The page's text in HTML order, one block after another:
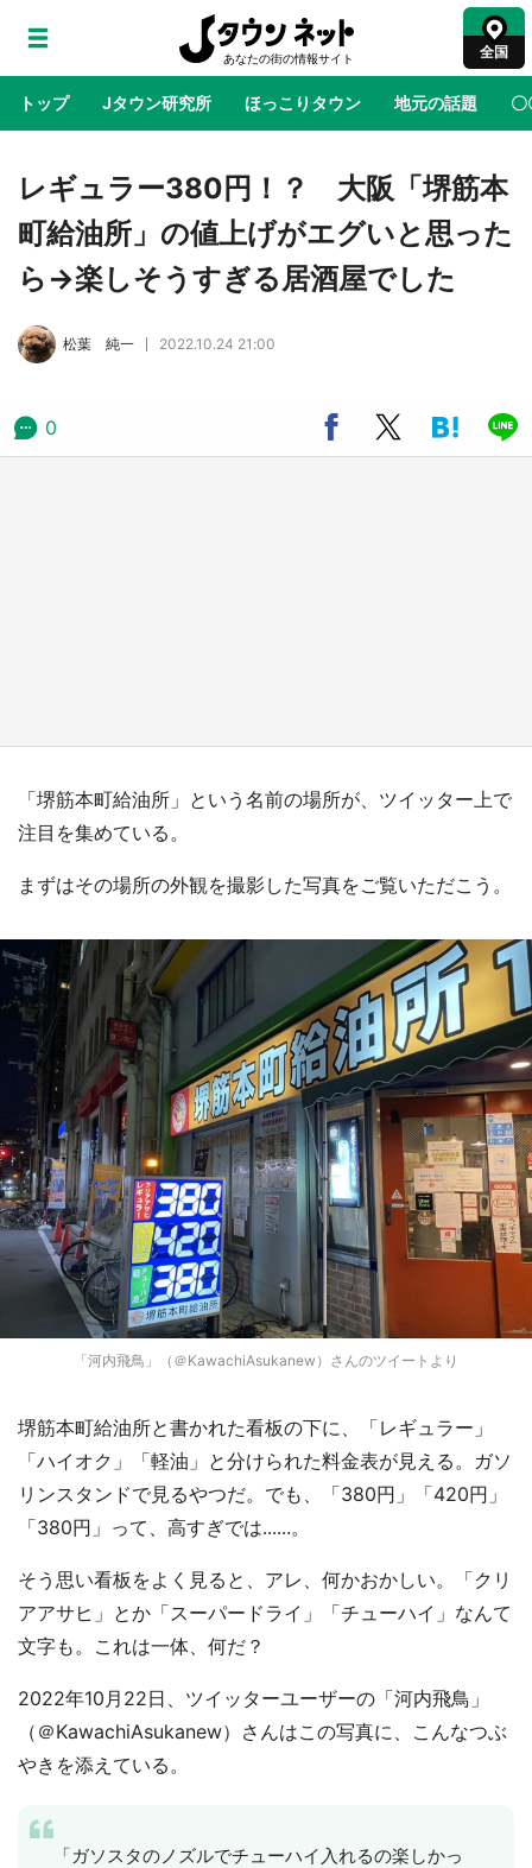
全国
トップ Jタウン研究所 ほっこりタウン 地元の話題 〇
地域×二次元 絶景 あの時はありがとう 物語がはじ
ラプラス・ダークネスが栃木県を征服！？ 県
公式プロモ動画で「聖地」が生産されてます
の「猫猫像」も【8／1～10／26】
レギュラー380円！？ 大阪「堺筋本
町給油所」の値上げがエグいと思った
ら→楽しそうすぎる居酒屋でした
松葉 純一 2022.10.24 21:00
0
「堺筋本町給油所」という名前の場所が、ツイッター上で
注目を集めている。
まずはその場所の外観を撮影した写真をご覧いただこう。
「河内飛鳥」（＠KawachiAsukanew）さんのツイートより
堺筋本町給油所と書かれた看板の下に、「レギュラー」
「ハイオク」「軽油」と分けられた料金表が見える。ガソ
リンスタンドで見るやつだ。でも、「380円」「420円」
「380円」って、高すぎでは......。
そう思い看板をよく見ると、アレ、何かおかしい。「クリ
アアサヒ」とか「スーパードライ」「チューハイ」なんて
文字も。これは一体、何だ？
2022年10月22日、ツイッターユーザーの「河内飛鳥」
（＠KawachiAsukanew）さんはこの写真に、こんなつぶ
やきを添えている。
「ガソスタのノズルでチューハイ入れるの楽しかっ